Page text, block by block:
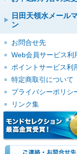
日田天領水メール
ン
お問合せ先
Web会員サービス利
ポイントサービス利
特定商取引について
プライバシーポリシ
リンク集